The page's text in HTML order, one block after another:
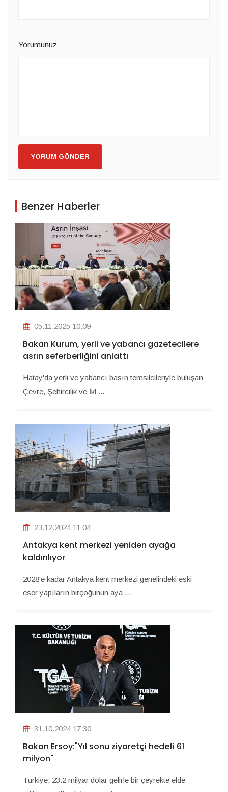
Yorumunuz
YORUM GÖNDER
Benzer Haberler
05.11.2025 10:09
Bakan Kurum, yerli ve yabancı gazetecilere
asrın seferberliğini anlattı
Hatay'da yerli ve yabancı basın temsilcileriyle buluşan
Çevre, Şehircilik ve İkl ...
23.12.2024 11:04
Antakya kent merkezi yeniden ayağa
kaldırılıyor
2028'e kadar Antakya kent merkezi genelindeki eski
eser yapıların birçoğunun aya ...
31.10.2024 17:30
Bakan Ersoy:"Yıl sonu ziyaretçi hedefi 61
milyon"
Türkiye, 23.2 milyar dolar gelirle bir çeyrekte elde